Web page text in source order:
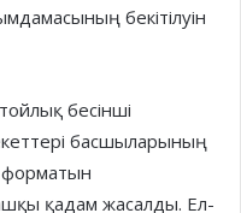
бекітілуін
бесінші
басшы­­ларының
фор­матын
қадам жасалды. Ел­­